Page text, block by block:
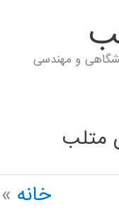
و مهندسی
متلب
خانه